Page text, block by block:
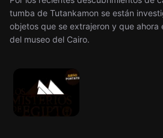
tumba de Tutankamon se están
objetos que se extrajeron y que ahora
del museo del Cairo.